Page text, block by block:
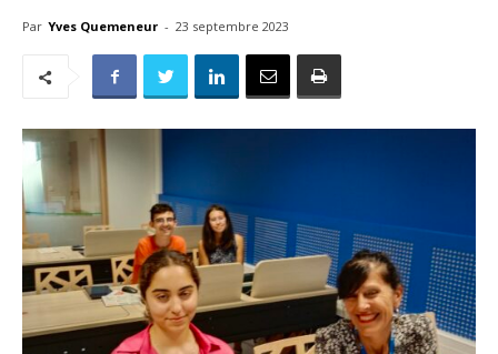
Par Yves Quemeneur - 23 septembre 2023